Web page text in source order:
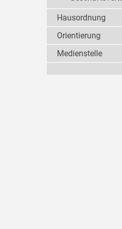
Hausordnung
Orientierung
Medienstelle